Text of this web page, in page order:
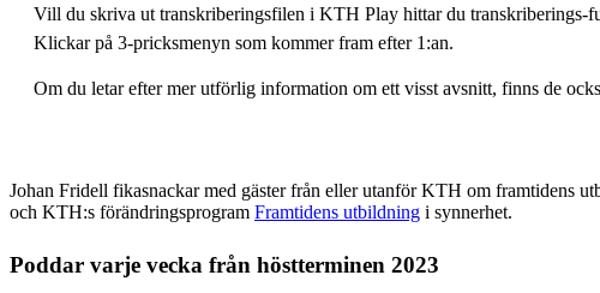
Vill du skriva ut transkriberingsfilen i KTH Play hittar du
Klickar på 3-pricksmenyn som kommer fram efter 1:an.
Om du letar efter mer utförlig information om ett visst avsnitt, finns de
Johan Fridell fikasnackar med gäster från eller utanför KTH om framtidens
och KTH:s förändringsprogram Framtidens utbildning i synnerhet.
Poddar varje vecka från höstterminen 2023